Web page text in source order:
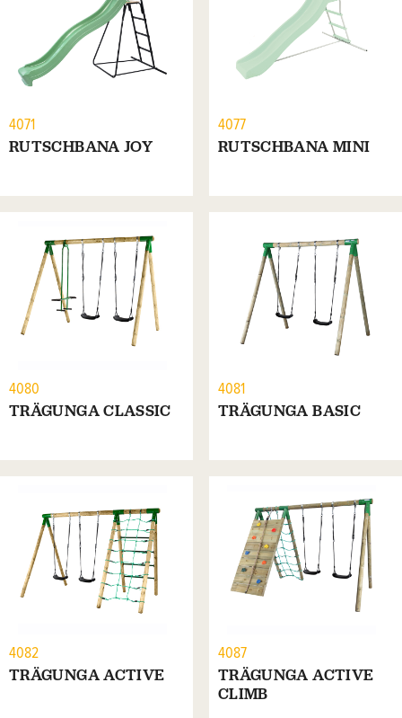
4071
RUTSCHBANA JOY
4077
RUTSCHBANA MINI
4080
TRÄGUNGA CLASSIC
4081
TRÄGUNGA BASIC
4082
TRÄGUNGA ACTIVE
4087
TRÄGUNGA ACTIVE
CLIMB